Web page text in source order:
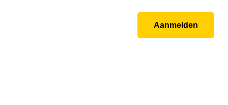
Aanmelden